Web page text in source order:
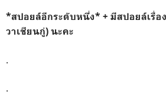
*สปอยล์อีกระดับหนึ่ง* + มีสปอยล์เรื่อ
วาเชียนกู่) นะคะ
.
.